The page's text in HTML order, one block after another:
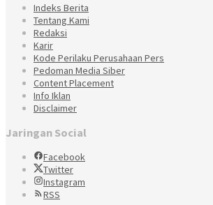
Indeks Berita
Tentang Kami
Redaksi
Karir
Kode Perilaku Perusahaan Pers
Pedoman Media Siber
Content Placement
Info Iklan
Disclaimer
Jaringan Social
Facebook
Twitter
Instagram
RSS